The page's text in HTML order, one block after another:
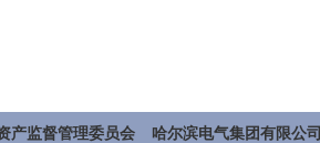
产监督管理委员会 哈尔滨电气集团有限公